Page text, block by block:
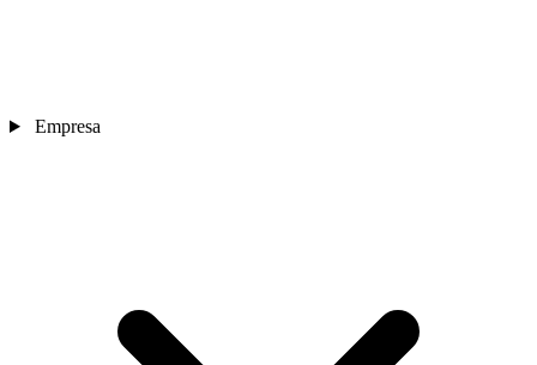
Empresa